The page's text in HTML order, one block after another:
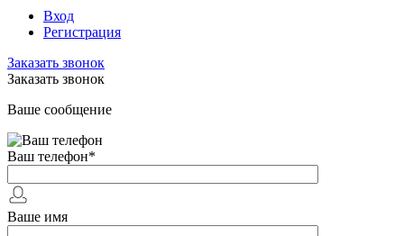
Вход
Регистрация
Заказать звонок
Заказать звонок
Ваше сообщение
Ваш телефон*
Ваше имя